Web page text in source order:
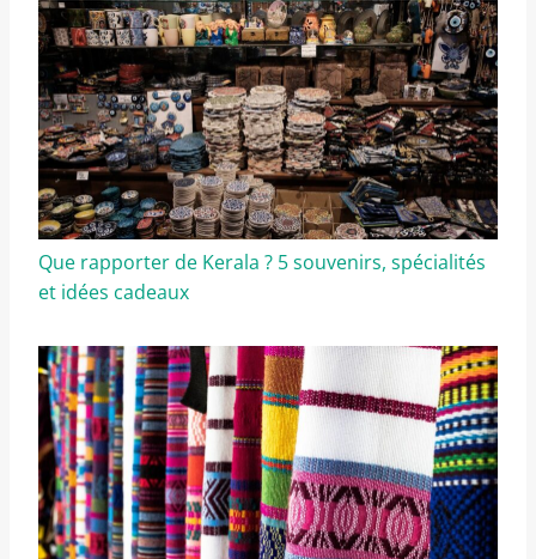
Que rapporter de Kerala ? 5 souvenirs, spécialités
et idées cadeaux